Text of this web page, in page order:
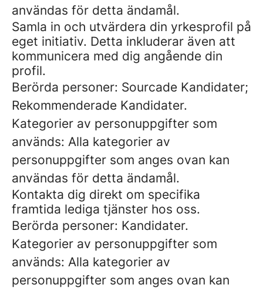
användas för detta ändamål.
Samla in och utvärdera din yrkesprofil på
eget initiativ. Detta inkluderar även att
kommunicera med dig angående din
profil.
Berörda personer: Sourcade Kandidater;
Rekommenderade Kandidater.
Kategorier av personuppgifter som
används: Alla kategorier av
personuppgifter som anges ovan kan
användas för detta ändamål.
Kontakta dig direkt om specifika
framtida lediga tjänster hos oss.
Berörda personer: Kandidater.
Kategorier av personuppgifter som
används: Alla kategorier av
personuppgifter som anges ovan kan